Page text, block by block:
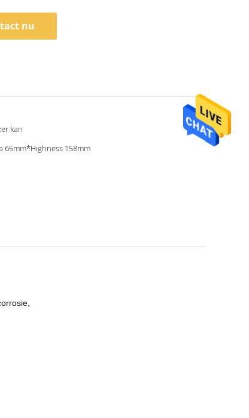
nu
kan
65mm*Highness 158mm